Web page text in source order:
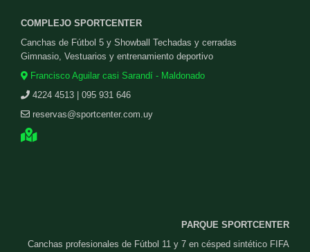
COMPLEJO SPORTCENTER
Canchas de Fútbol 5 y Showball Techadas y cerradas
Gimnasio, Vestuarios y entrenamiento deportivo
Francisco Aguilar casi Sarandí - Maldonado
4224 4513 | 095 931 646
reservas@sportcenter.com.uy
PARQUE SPORTCENTER
Canchas profesionales de Fútbol 11 y 7 en césped sintético FIFA